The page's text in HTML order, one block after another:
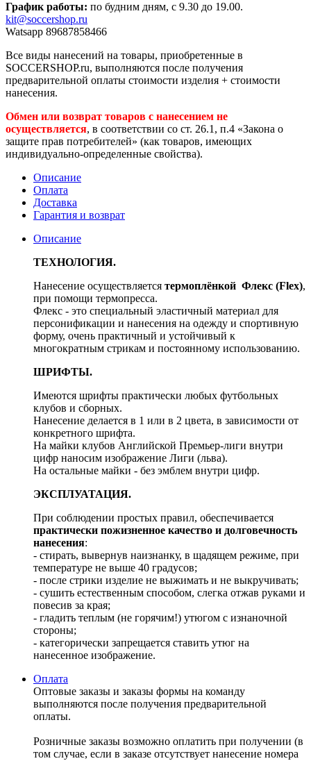
График работы: по будним дням, с 9.30 до 19.00.
kit@soccershop.ru
Watsapp 89687858466
Все виды нанесений на товары, приобретенные в
SOCCERSHOP.ru, выполняются после получения
предварительной оплаты стоимости изделия + стоимости
нанесения.
Обмен или возврат товаров с нанесением не
осуществляется, в соответствии со ст. 26.1, п.4 «Закона о
защите прав потребителей» (как товаров, имеющих
индивидуально-определенные свойства).
Описание
Оплата
Доставка
Гарантия и возврат
Описание
ТЕХНОЛОГИЯ.
Нанесение осуществляется термоплёнкой Флекс (Flex),
при помощи термопресса.
Флекс - это специальный эластичный материал для
персонификации и нанесения на одежду и спортивную
форму, очень практичный и устойчивый к
многократным стрикам и постоянному использованию.
ШРИФТЫ.
Имеются шрифты практически любых футбольных
клубов и сборных.
Нанесение делается в 1 или в 2 цвета, в зависимости от
конкретного шрифта.
На майки клубов Английской Премьер-лиги внутри
цифр наносим изображение Лиги (льва).
На остальные майки - без эмблем внутри цифр.
ЭКСПЛУАТАЦИЯ.
При соблюдении простых правил, обеспечивается
практически пожизненное качество и долговечность
нанесения:
- стирать, вывернув наизнанку, в щадящем режиме, при
температуре не выше 40 градусов;
- после стрики изделие не выжимать и не выкручивать;
- сушить естественным способом, слегка отжав руками и
повесив за края;
- гладить теплым (не горячим!) утюгом с изнаночной
стороны;
- категорически запрещается ставить утюг на
нанесенное изображение.
Оплата
Оптовые заказы и заказы формы на команду
выполняются после получения предварительной
оплаты.
Розничные заказы возможно оплатить при получении (в
том случае, если в заказе отсутствует нанесение номера